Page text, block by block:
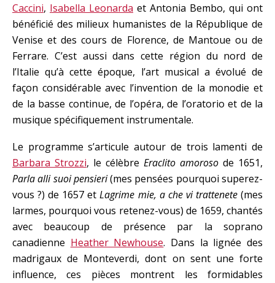
Caccini, Isabella Leonarda et Antonia Bembo, qui ont
bénéficié des milieux humanistes de la République de
Venise et des cours de Florence, de Mantoue ou de
Ferrare. C’est aussi dans cette région du nord de
l’Italie qu’à cette époque, l’art musical a évolué de
façon considérable avec l’invention de la monodie et
de la basse continue, de l’opéra, de l’oratorio et de la
musique spécifiquement instrumentale.
Le programme s’articule autour de trois lamenti de
Barbara Strozzi, le célèbre Eraclito amoroso de 1651,
Parla alli suoi pensieri(mes pensées pourquoi superez-
vous ?) de 1657 etLagrime mie, a che vi trattenete(mes
larmes, pourquoi vous retenez-vous) de 1659, chantés
avec beaucoup de présence par la soprano
canadienne Heather Newhouse. Dans la lignée des
madrigaux de Monteverdi, dont on sent une forte
influence, ces pièces montrent les formidables